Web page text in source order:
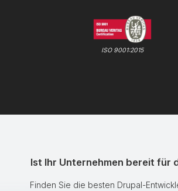
ISO 9001:2015
Ist Ihr Unternehmen bereit für
Finden Sie die besten Drupal-